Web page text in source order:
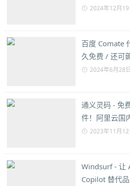
2024年12月19
百度 Comate
久免费 / 还可
2024年6月28日
通义灵码 - 免
件！阿里云国
2023年11月12
Windsurf - 让
Copilot 替代